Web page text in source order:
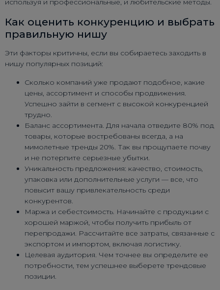
используя и профессиональные, и любительские методы.
Как оценить конкуренцию и выбрать
правильную нишу
Эти факторы критичны, если вы собираетесь заходить в
нишу популярных позиций:
Сколько компаний уже продают подобное, какие
цены, ассортимент и способы продвижения.
Успешно зайти в сегмент с высокой конкуренцией
трудно.
Баланс ассортимента. Для начала отведите 80% под
товары, которые востребованы всегда, а на
мимолетные тренды 20%. Так вы прощупаете почву
и не потерпите серьезные убытки.
Уникальность предложения: качество, стоимость,
упаковка или дополнительные услуги — все, что
повысит вашу привлекательность среди
конкурентов.
Маржа и себестоимость. Начинайте с продукции с
хорошей маржой, чтобы получить прибыль от
перепродажи. Рассчитайте все затраты, связанные с
экспортом и импортом, включая логистику.
Целевая аудитория. Чем точнее вы определите ее
потребности, тем успешнее выберете трендовые
позиции.